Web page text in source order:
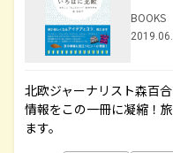
BOOKS
北欧ジャーナリスト森百
情報をこの一冊に凝縮！
ます。